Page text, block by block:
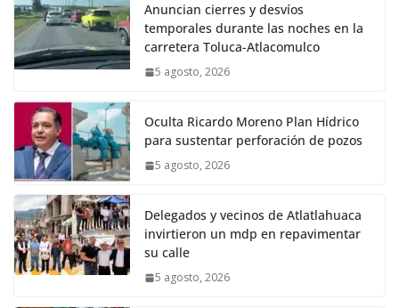
Anuncian cierres y desvíos
temporales durante las noches en la
carretera Toluca-Atlacomulco
5 agosto, 2026
Oculta Ricardo Moreno Plan Hídrico
para sustentar perforación de pozos
5 agosto, 2026
Delegados y vecinos de Atlatlahuaca
invirtieron un mdp en repavimentar
su calle
5 agosto, 2026